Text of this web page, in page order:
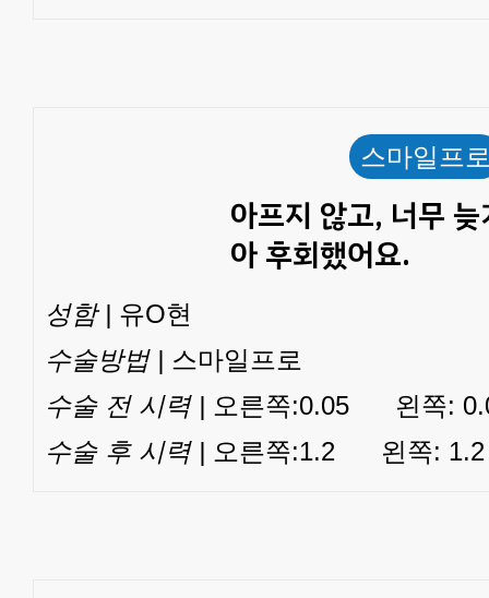
스마일프
아프지 않고, 너무
아 후회했어요.
성함 | 유O현
수술방법 | 스마일프로
수술 전 시력 | 오른쪽:0.05 왼쪽:
수술 후 시력 | 오른쪽:1.2 왼쪽: 1.2